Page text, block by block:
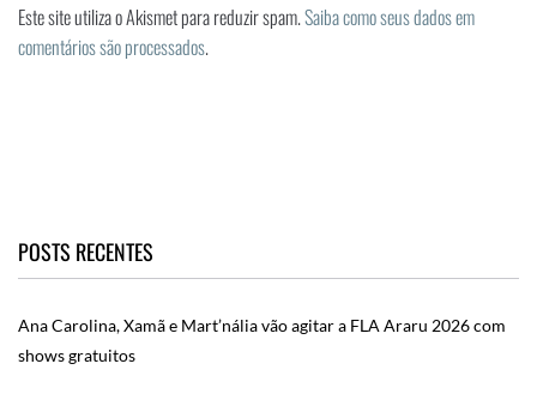
Este site utiliza o Akismet para reduzir spam.Saiba como seus dados em
comentários são processados.
POSTS RECENTES
Ana Carolina, Xamã e Mart’nália vão agitar a FLA Araru 2026 com
shows gratuitos